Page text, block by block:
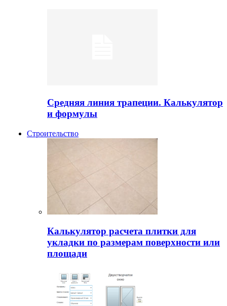
Средняя линия трапеции. Калькулятор
и формулы
Строительство
Калькулятор расчета плитки для
укладки по размерам поверхности или
площади